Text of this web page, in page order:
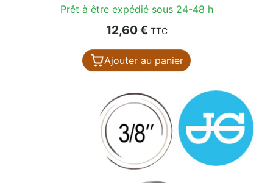
Prêt à être expédié sous 24-48 h
Prix
12,60 € TTC
Ajouter au panier